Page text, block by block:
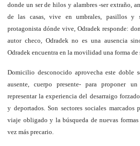
donde un ser de hilos y alambres -ser extraño,
de las casas, vive en umbrales, pasillos y
protagonista dónde vive, Odradek responde:
autor checo, Odradek no es una ausencia
Odradek encuentra en la movilidad una forma de
Domicilio desconocido aprovecha este doble
ausente, cuerpo presente- para proponer
representar la experiencia del desarraigo
y deportados. Son sectores sociales
viaje obligado y la búsqueda de nuevas
vez más precario.